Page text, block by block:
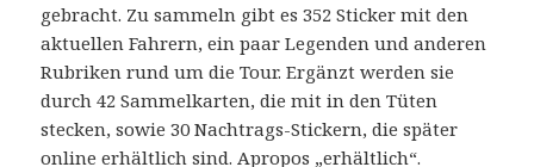
gebracht. Zu sammeln gibt es 352 Sticker mit den
aktuellen Fahrern, ein paar Legenden und anderen
Rubriken rund um die Tour. Ergänzt werden sie
durch 42 Sammelkarten, die mit in den Tüten
stecken, sowie 30 Nachtrags-Stickern, die später
online erhältlich sind. Apropos „erhältlich“.